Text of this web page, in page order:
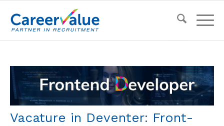
Vacature in Deventer: Front-